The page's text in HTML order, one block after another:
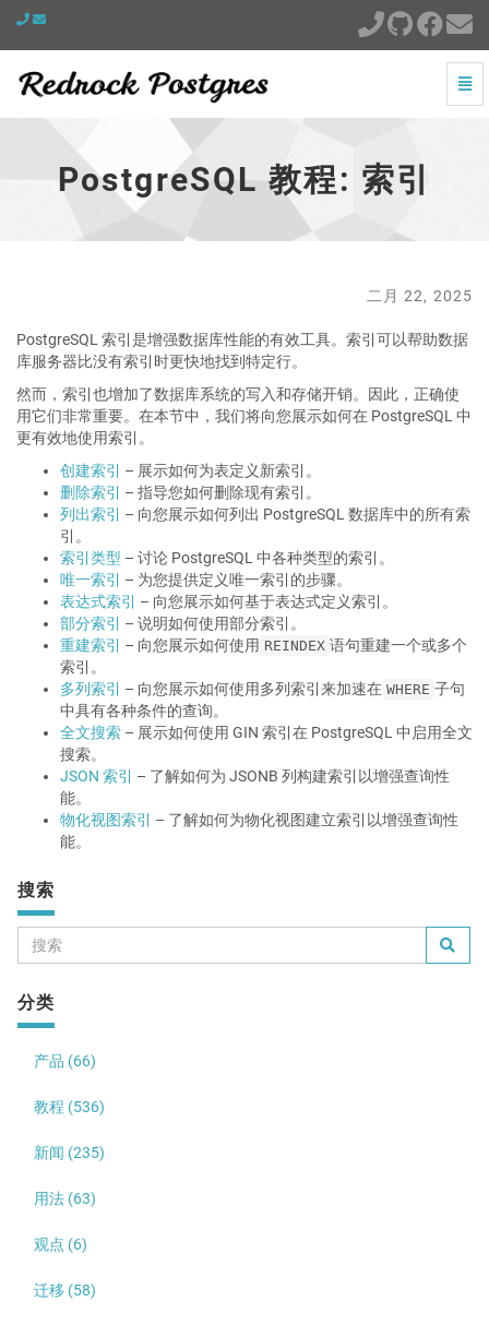
PostgreSQL
切
换
PostgreSQL 教程: 索引
二月 22, 2025
PostgreSQL 索引是增强数据库性能的有效工具。索引可以帮助数据
库服务器比没有索引时更快地找到特定行。
然而，索引也增加了数据库系统的写入和存储开销。因此，正确使
用它们非常重要。在本节中，我们将向您展示如何在 PostgreSQL 中
更有效地使用索引。
创建索引
– 展示如何为表定义新索引。
删除索引
– 指导您如何删除现有索引。
列出索引
– 向您展示如何列出 PostgreSQL 数据库中的所有索
引。
索引类型 – 讨论 PostgreSQL 中各种类型的索引。
唯一索引
– 为您提供定义唯一索引的步骤。
表达式索引
– 向您展示如何基于表达式定义索引。
部分索引
– 说明如何使用部分索引。
重建索引
– 向您展示如何使用 REINDEX 语句重建一个或多个
索引。
多列索引
– 向您展示如何使用多列索引来加速在 WHERE 子句
中具有各种条件的查询。
全文搜索 – 展示如何使用 GIN 索引在 PostgreSQL 中启用全文
搜索。
JSON 索引
– 了解如何为 JSONB 列构建索引以增强查询性
能。
物化视图索引
– 了解如何为物化视图建立索引以增强查询性
能。
搜索
分类
产品 (66)
教程 (536)
新闻 (235)
用法 (63)
观点 (6)
迁移 (58)